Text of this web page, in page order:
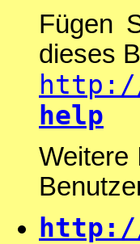
Fügen
dieses
help
Weitere